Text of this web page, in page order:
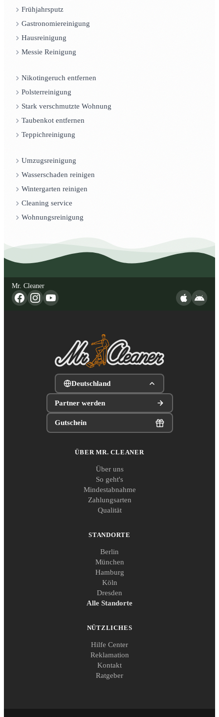
Frühjahrsputz
Gastronomiereinigung
Hausreinigung
Messie Reinigung
Nikotingeruch entfernen
Polsterreinigung
Stark verschmutzte Wohnung
Taubenkot entfernen
Teppichreinigung
Umzugsreinigung
Wasserschaden reinigen
Wintergarten reinigen
Cleaning service
Wohnungsreinigung
Mr. Cleaner
Deutschland
Partner werden
Gutschein
ÜBER MR. CLEANER
Über uns
So geht's
Mindestabnahme
Zahlungsarten
Qualität
STANDORTE
Berlin
München
Hamburg
Köln
Dresden
Alle Standorte
NÜTZLICHES
Hilfe Center
Reklamation
Kontakt
Ratgeber